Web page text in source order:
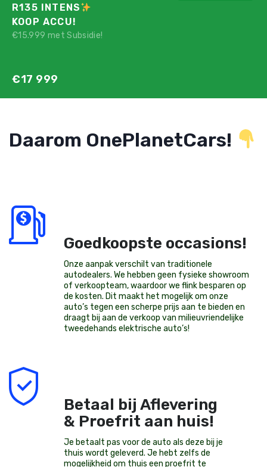
R135 INTENS
KOOP ACCU!
€15.999 met Subsidie!
€17 999
Daarom OnePlanetCars!
Goedkoopste occasions!
Onze aanpak verschilt van traditionele
autodealers. We hebben geen fysieke showroom
of verkoopteam, waardoor we flink besparen op
de kosten. Dit maakt het mogelijk om onze
auto’s tegen een scherpe prijs aan te bieden en
draagt bij aan de verkoop van milieuvriendelijke
tweedehands elektrische auto’s!
Betaal bij Aflevering
& Proefrit aan huis!
Je betaalt pas voor de auto als deze bij je
thuis wordt geleverd. Je hebt zelfs de
mogelijkheid om thuis een proefrit te